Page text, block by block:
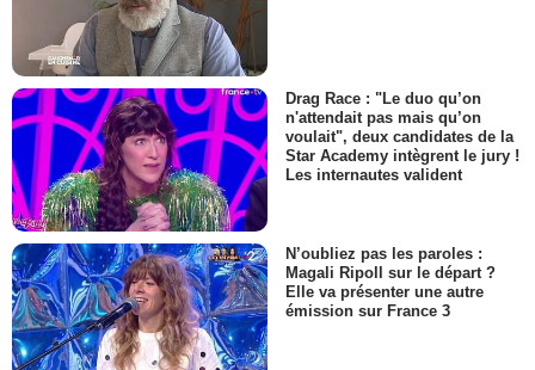
Drag Race : "Le duo qu’on
n'attendait pas mais qu’on
voulait", deux candidates de la
Star Academy intègrent le jury !
Les internautes valident
N’oubliez pas les paroles :
Magali Ripoll sur le départ ?
Elle va présenter une autre
émission sur France 3